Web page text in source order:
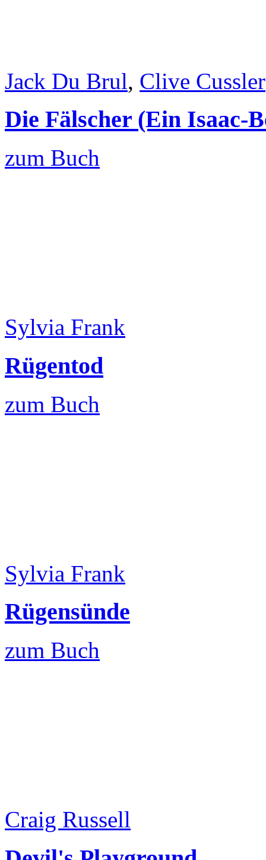
Jack Du Brul, Clive Cussler
Die Fälscher (Ein Isaac-
zum Buch
Sylvia Frank
Rügentod
zum Buch
Sylvia Frank
Rügensünde
zum Buch
Craig Russell